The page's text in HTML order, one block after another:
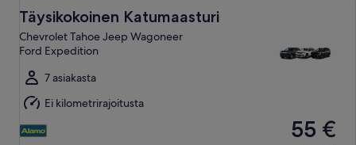
10.8.
viiva
ti
Täysikokoinen Katumaasturi
Chevrolet Tahoe Jeep Wagoneer
Ford Expedition
7 asiakasta
Ei kilometrirajoitusta
55 €